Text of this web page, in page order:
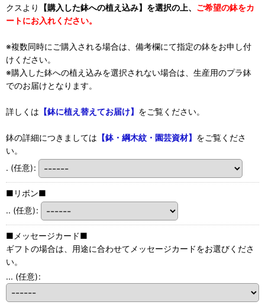
クスより
【購入した鉢への植え込み】を選択の上、 ご希望の鉢をカ
ートにお入れください。
※複数同時にご購入される場合は、備考欄にて指定の鉢をお申し付
けください。
※購入した鉢への植え込みを選択されない場合は、生産用のプラ鉢
でのお届けとなります。
詳しくは 【鉢に植え替えてお届け】 をご覧ください。
鉢の詳細につきましては 【鉢・綱木紋・園芸資材】 をご覧くださ
い。
. (任意):
■リボン■
.. (任意):
■メッセージカード■
ギフトの場合は、用途に合わせてメッセージカードをお選びくださ
い。
... (任意):